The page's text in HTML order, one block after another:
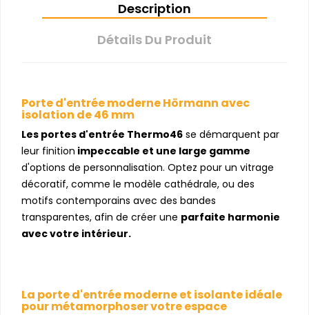
Description
Détails Du Produit
Porte d'entrée moderne Hörmann avec
isolation de 46 mm
Les portes d'entrée Thermo46 se démarquent par
leur finition impeccable et une large gamme
d'options de personnalisation. Optez pour un vitrage
décoratif, comme le modèle cathédrale, ou des
motifs contemporains avec des bandes
transparentes, afin de créer une parfaite harmonie
avec votre intérieur.
La porte d'entrée moderne et isolante idéale
pour métamorphoser votre espace